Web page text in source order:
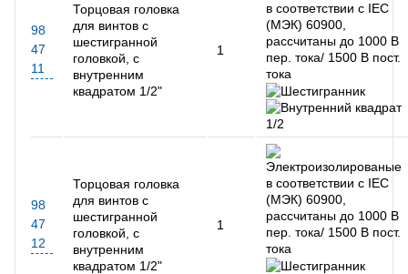
98
47
11
Торцовая головка
для винтов с
шестигранной
головкой, с
внутренним
квадратом 1/2"
1
98
47
12
Торцовая головка
для винтов с
шестигранной
головкой, с
внутренним
квадратом 1/2"
1